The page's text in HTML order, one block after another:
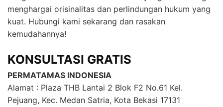
menghargai orisinalitas dan perlindungan hukum yang
kuat. Hubungi kami sekarang dan rasakan
kemudahannya!
KONSULTASI GRATIS
PERMATAMAS INDONESIA
Alamat : Plaza THB Lantai 2 Blok F2 No.61 Kel.
Pejuang, Kec. Medan Satria, Kota Bekasi 17131